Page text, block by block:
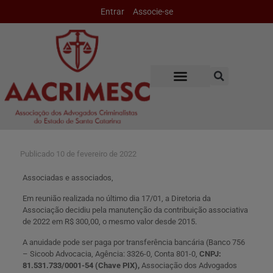
Entrar Associe-se
Publicado 10 de fevereiro de 2022
Associadas e associados,
Em reunião realizada no último dia 17/01, a Diretoria da
Associação decidiu pela manutenção da contribuição associativa
de 2022 em R$ 300,00, o mesmo valor desde 2015.
A anuidade pode ser paga por transferência bancária (Banco 756
– Sicoob Advocacia, Agência: 3326-0, Conta 801-0, CNPJ:
81.531.733/0001-54 (Chave PIX),Associação dos Advogados